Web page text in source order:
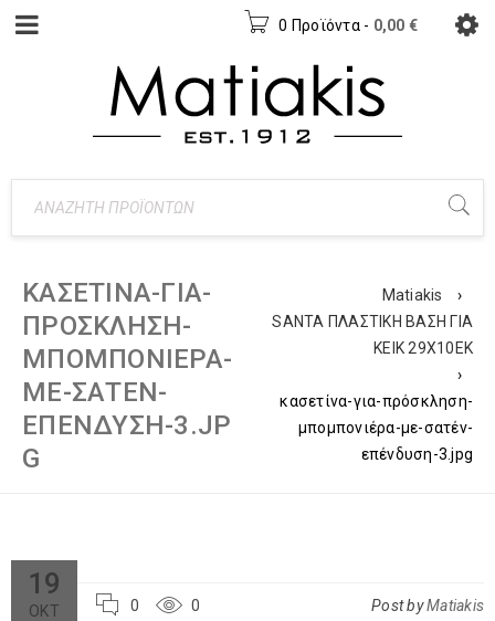
0 Προϊόντα - 0,00 €
ΚΑΣΕΤΊΝΑ-ΓΙΑ-
ΠΡΌΣΚΛΗΣΗ-
ΜΠΟΜΠΟΝΙΈΡΑ-
ΜΕ-ΣΑΤΈΝ-
ΕΠΈΝΔΥΣΗ-3.JP
G
Matiakis
›
SANTA ΠΛΑΣΤΙΚΗ ΒΑΣΗ ΓΙΑ
ΚΕΙΚ 29Χ10ΕΚ
›
κασετίνα-για-πρόσκληση-
μπομπονιέρα-με-σατέν-
επένδυση-3.jpg
19
ΟΚΤ 0 0 Post byMatiakis